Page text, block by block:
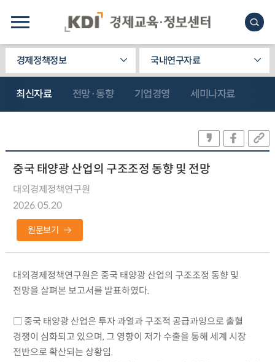
경제정책정보 국내연구자료
최신자료 전망·동향 기업경영 세미나자료
중국 태양광 산업의 구조조정 동향 및 전망
대외경제정책연구원
2026.05.20
원문보기
대외경제정책연구원은 중국 태양광 산업의 구조조정 동향 및
전망을 살펴본 보고서를 발표하였다.
□ 중국 태양광 산업은 투자 과열과 구조적 공급과잉으로 출혈
경쟁이 심화되고 있으며, 그 영향이 저가 수출을 통해 세계 시장
전반으로 확산되는 상황임.